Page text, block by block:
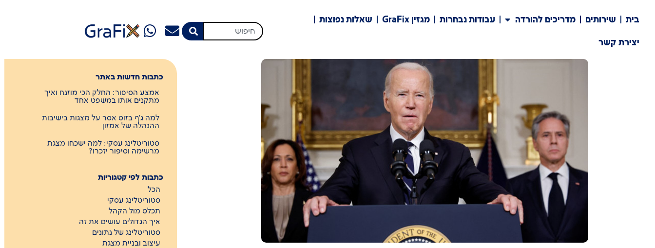
בית שירותים מדריכים להורדה עבודות נבחרות מגזין GraFix שאלות נפוצות
יצירת קשר
כתבות חדשות באתר
אמצע הסיפור: החלק הכי מוזנח ואיך
מתקנים אותו במשפט אחד
למה ג'ף בזוס אסר על מצגות בישיבות
ההנהלה של אמזון
סטוריטלינג עסקי: למה ישכחו מצגת
מרשימה וסיפור יזכרו?
כתבות לפי קטגוריות
הכל
סטוריטלינג עסקי
תכלס מול הקהל
איך הגדולים עושים את זה
סטוריטלינג של נתונים
עיצוב ובניית מצגת